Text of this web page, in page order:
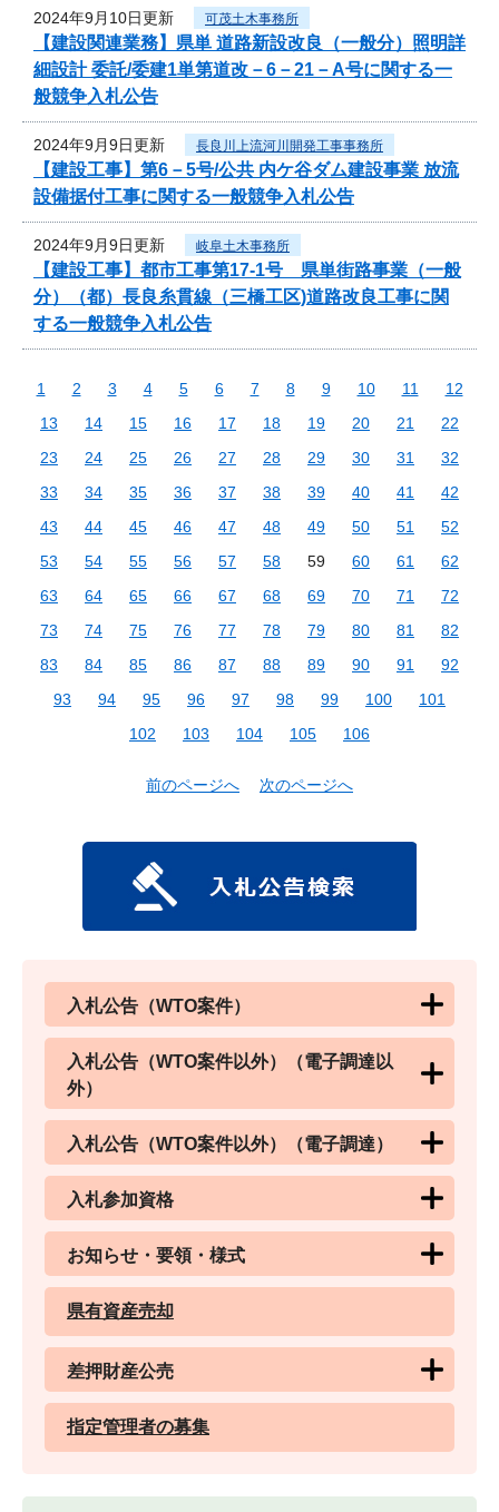
2024年9月10日更新 可茂土木事務所
【建設関連業務】県単 道路新設改良（一般分）照明詳
細設計 委託/委建1単第道改－6－21－A号に関する一
般競争入札公告
2024年9月9日更新 長良川上流河川開発工事事務所
【建設工事】第6－5号/公共 内ケ谷ダム建設事業 放流
設備据付工事に関する一般競争入札公告
2024年9月9日更新 岐阜土木事務所
【建設工事】都市工事第17-1号 県単街路事業（一般
分）（都）長良糸貫線（三橋工区)道路改良工事に関
する一般競争入札公告
1 2 3 4 5 6 7 8 9 10 11
12
13
14 15 16 17 18 19 20 21
22
23
24 25 26 27 28 29 30 31
32
33
34 35 36 37 38 39 40 41
42
43
44 45 46 47 48 49 50 51
52
53
54 55 56 57 58 59 60 61
62
63
64 65 66 67 68 69 70 71
72
73
74 75 76 77 78 79 80 81
82
83
84 85 86 87 88 89 90 91
92
93
94 95 96 97 98 99 100
101
102
103 104 105 106
前のページへ 次のページへ
入札公告（WTO案件）
入札公告（WTO案件以外）（電子調達以
外）
入札公告（WTO案件以外）（電子調達）
入札参加資格
お知らせ・要領・様式
県有資産売却
差押財産公売
指定管理者の募集